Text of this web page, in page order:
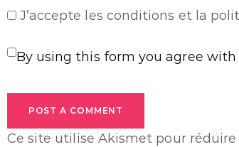
J’accepte les conditions et la
By using this form you agree
POST A COMMENT
Ce site utilise Akismet pour réduire